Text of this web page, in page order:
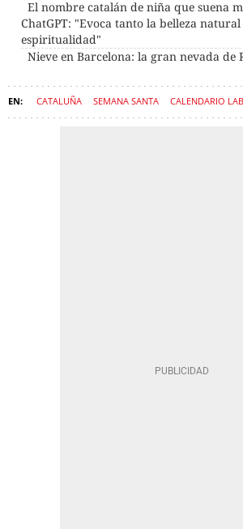
El nombre catalán de niña que suena
ChatGPT: "Evoca tanto la belleza
espiritualidad"
Nieve en Barcelona: la gran nevada de
CATALUÑA SEMANA SANTA CALENDARIO